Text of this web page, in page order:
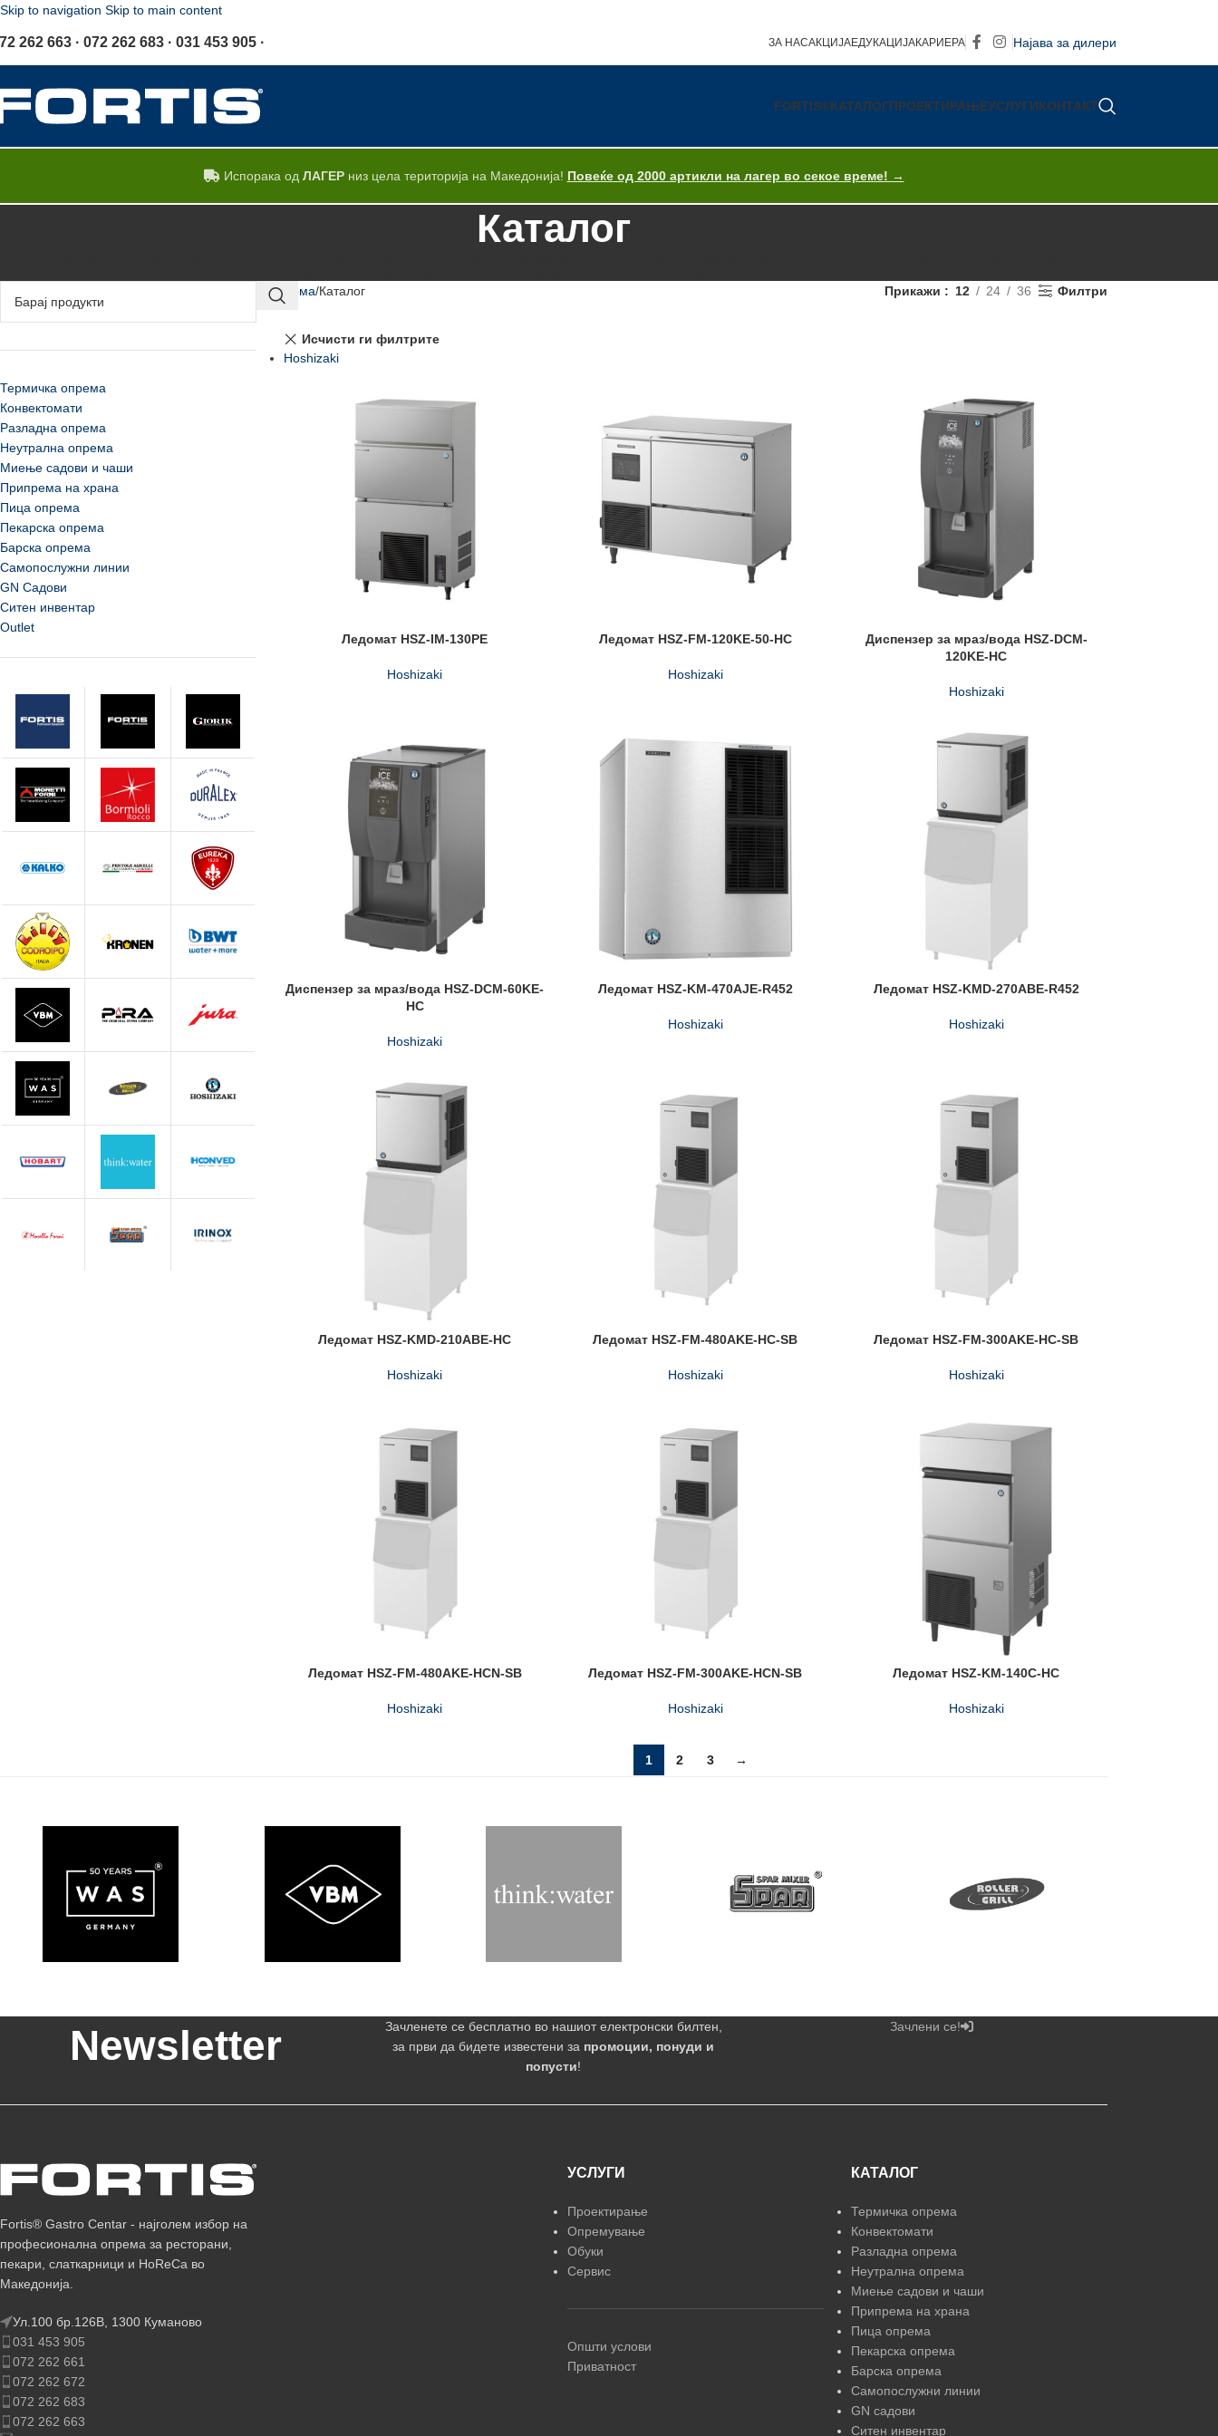
Skip to navigation Skip to main content
262 663 · 072 262 683 · 031 453 905 · ЗА НАСАКЦИЈАЕДУКАЦИЈАКАРИЕРА Најава за дилери
FORTIS®КАТАЛОГПРОЕКТИРАЊЕУСЛУГИКОНТАКТ
Испорака од ЛАГЕРниз цела територија на Македонија! Повеќе од 2000 артикли на лагер во секое време! →
Каталог
Термичка опрема
Конвектомати
Разладна опрема
Неутрална опрема
Миење садови и чаши
Припрема на храна
Пица опрема
Пекарска опрема
Барска опрема
Самопослужни линии
GN Садови
Ситен инвентар
Outlet
Дома Каталог Прикажи 12 24 36 Филтри
Исчисти ги филтрите
Hoshizaki
Ледомат HSZ-IM-130PE
Hoshizaki
Ледомат HSZ-FM-120KE-50-HC
Hoshizaki
Диспензер за мраз/вода HSZ-DCM-
120KE-HC
Hoshizaki
Диспензер за мраз/вода HSZ-DCM-60KE-
HC
Hoshizaki
Ледомат HSZ-KM-470AJE-R452
Hoshizaki
Ледомат HSZ-KMD-270ABE-R452
Hoshizaki
Ледомат HSZ-KMD-210ABE-HC
Hoshizaki
Ледомат HSZ-FM-480AKE-HC-SB
Hoshizaki
Ледомат HSZ-FM-300AKE-HC-SB
Hoshizaki
Ледомат HSZ-FM-480AKE-HCN-SB
Hoshizaki
Ледомат HSZ-FM-300AKE-HCN-SB
Hoshizaki
Ледомат HSZ-KM-140C-HC
Hoshizaki
1 2 3 →
Newsletter
Зачленете се бесплатно во нашиот електронски билтен,
за први да бидете известени за промоции, понуди и
попусти!
Зачлени се!
Fortis® Gastro Centar - најголем избор на
професионална опрема за ресторани,
пекари, слаткарници и HoReCa во
Македонија.
Ул.100 бр.126В, 1300 Куманово
031 453 905
072 262 661
072 262 672
072 262 683
072 262 663
УСЛУГИ
Проектирање
Опремување
Обуки
Сервис
Општи услови
Приватност
КАТАЛОГ
Термичка опрема
Конвектомати
Разладна опрема
Неутрална опрема
Миење садови и чаши
Припрема на храна
Пица опрема
Пекарска опрема
Барска опрема
Самопослужни линии
GN садови
Ситен инвентар